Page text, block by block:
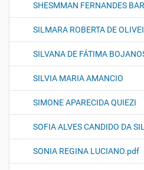
SHESMMAN FERNANDES
SILMARA ROBERTA DE
SILVANA DE FÁTIMA
SILVIA MARIA AMANCIO
SIMONE APARECIDA QUIEZI
SOFIA ALVES CANDIDO DA
SONIA REGINA LUCIANO.pdf